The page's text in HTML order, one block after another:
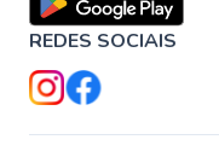
REDES SOCIAIS